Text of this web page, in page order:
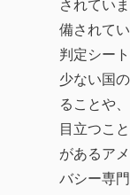
されてい
備されて
判定シー
少ない国
ることや
目立つこ
があるア
バシー専